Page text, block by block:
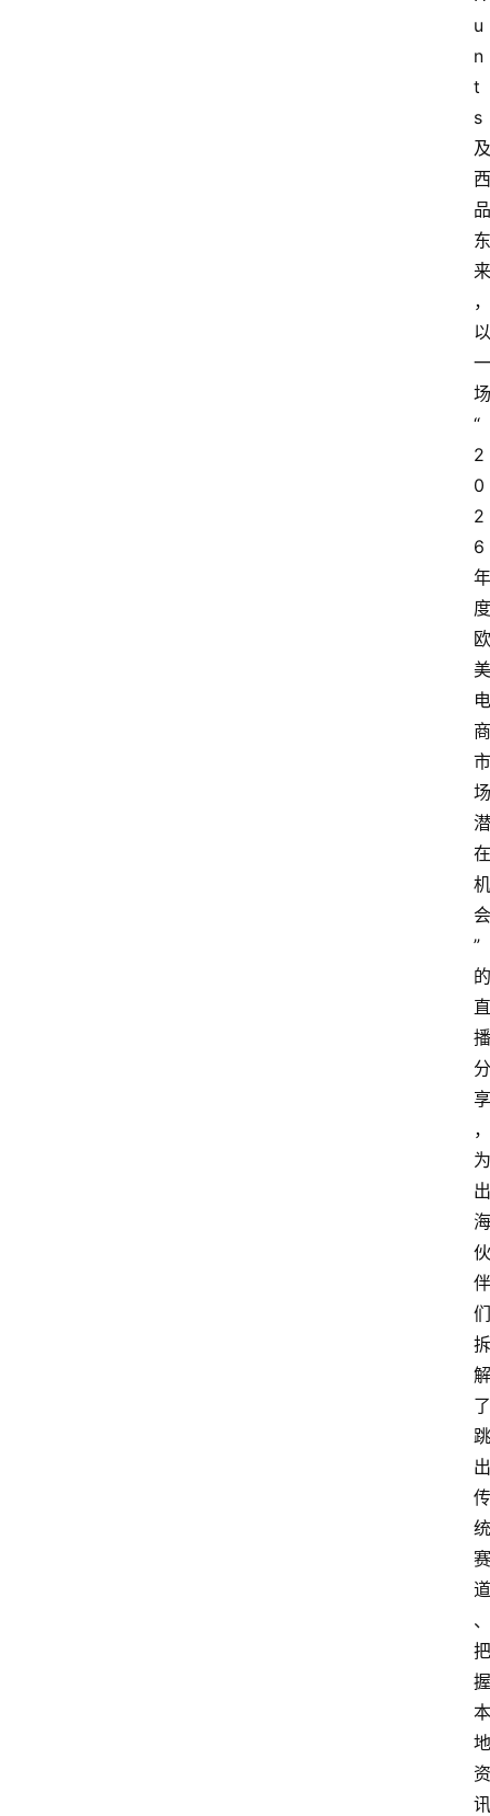
u
n
t
s
及
西
品
东
来
，
以
一
场
“
2
0
2
6
年
度
欧
美
电
商
市
场
潜
在
机
会
”
的
直
播
分
享
，
为
出
海
伙
伴
们
拆
解
了
跳
出
传
统
赛
道
、
把
握
本
地
资
讯